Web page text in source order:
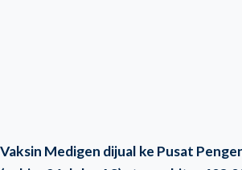
Vaksin Medigen dijual ke Pusat